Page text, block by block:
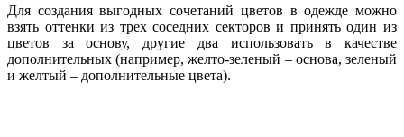
Для создания выгодных сочетаний цветов в одежде можно
взять оттенки из трех соседних секторов и принять один из
цветов за основу, другие два использовать в качестве
дополнительных (например, желто-зеленый – основа, зеленый
и желтый – дополнительные цвета).